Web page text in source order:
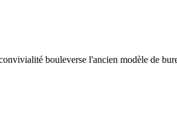
bouleverse l'ancien modèle de